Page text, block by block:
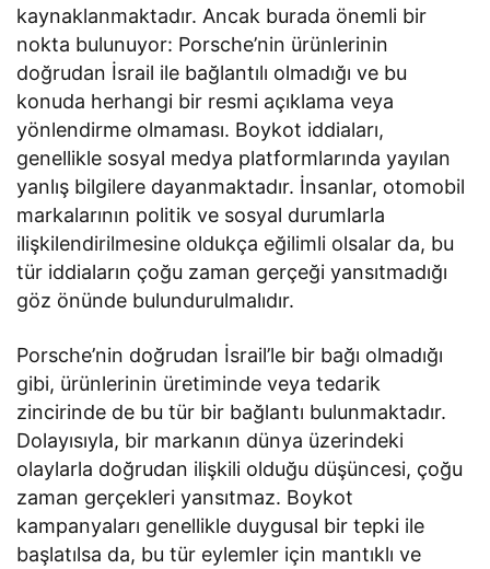
kaynaklanmaktadır. Ancak burada önemli bir
nokta bulunuyor: Porsche’nin ürünlerinin
doğrudan İsrail ile bağlantılı olmadığı ve bu
konuda herhangi bir resmi açıklama veya
yönlendirme olmaması. Boykot iddiaları,
genellikle sosyal medya platformlarında yayılan
yanlış bilgilere dayanmaktadır. İnsanlar, otomobil
markalarının politik ve sosyal durumlarla
ilişkilendirilmesine oldukça eğilimli olsalar da, bu
tür iddiaların çoğu zaman gerçeği yansıtmadığı
göz önünde bulundurulmalıdır.
Porsche’nin doğrudan İsrail’le bir bağı olmadığı
gibi, ürünlerinin üretiminde veya tedarik
zincirinde de bu tür bir bağlantı bulunmaktadır.
Dolayısıyla, bir markanın dünya üzerindeki
olaylarla doğrudan ilişkili olduğu düşüncesi, çoğu
zaman gerçekleri yansıtmaz. Boykot
kampanyaları genellikle duygusal bir tepki ile
başlatılsa da, bu tür eylemler için mantıklı ve